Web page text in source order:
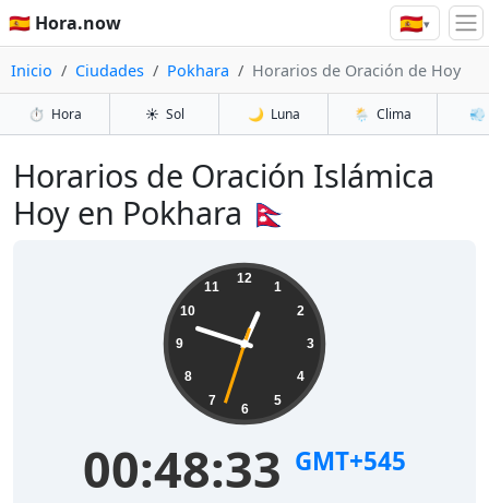
🇪🇸 Hora.now 🇪🇸▾
Inicio Ciudades Pokhara Horarios de Oración de Hoy
⏱️ Hora ☀️ Sol 🌙 Luna 🌦️ Clima 💨
Horarios de Oración Islámica
Hoy en Pokhara 🇳🇵
12
1
2
3
4
5
6
7
8
9
10
11
00:48:33 GMT+545